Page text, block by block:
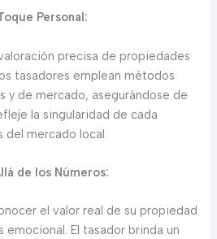
Personal:
precisa de propiedades
tasadores emplean métodos
y de mercado, asegurándose de
la singularidad de cada
mercado local.
de los Números:
el valor real de su propiedad
emocional. El tasador brinda un